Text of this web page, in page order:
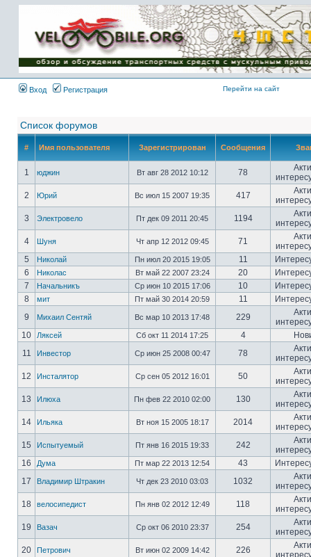
Имя пользователя:
Пароль:
{ LOG_ME_IN_SHORT
}
Вход
Регистрация Перейти на сайт
Список форумов
# Имя пользователя Зарегистрирован Сообщения
1 юджин Вт авг 28 2012 10:12 78
2
Юрий Вс июл 15 2007 19:35 417
3
Электровело Пт дек 09 2011 20:45 1194
4
Шуня Чт апр 12 2012 09:45 71
5
Николай Пн июл 20 2015 19:05 11
6
Николас Вт май 22 2007 23:24 20
7
Начальникъ Ср июн 10 2015 17:06 10
8
мит Пт май 30 2014 20:59 11
9
Михаил Сентяй Вс мар 10 2013 17:48 229
10
Ляксей Сб окт 11 2014 17:25 4
11
Инвестор Ср июн 25 2008 00:47 78
12
Инсталятор Ср сен 05 2012 16:01 50
13
Илюха Пн фев 22 2010 02:00 130
14
Ильяка Вт ноя 15 2005 18:17 2014
15
Испытуемый Пт янв 16 2015 19:33 242
16
Дума Пт мар 22 2013 12:54 43
17
Владимир Штракин Чт дек 23 2010 03:03 1032
18
велосипедист Пн янв 02 2012 12:49 118
19
Вазач Ср окт 06 2010 23:37 254
20
Петрович Вт июн 02 2009 14:42 226